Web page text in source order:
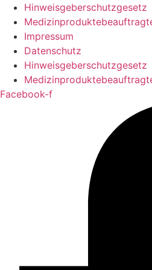
Hinweisgeberschutzgesetz
Impressum
Datenschutz
Hinweisgeberschutzgesetz
Facebook-f